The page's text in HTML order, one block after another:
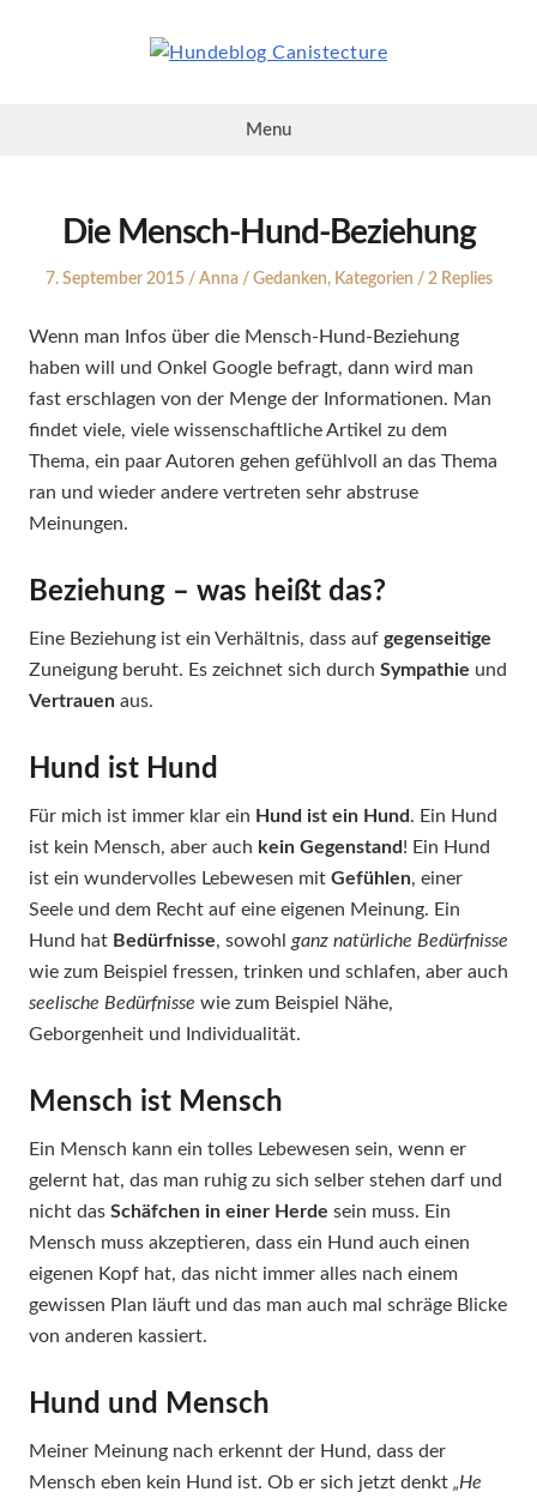
Menu
Die Mensch-Hund-Beziehung
Posted
7. September 2015 Author
Anna
Posted
Gedanken, Kategorien 2 Replies
Wenn man Infos über die Mensch-Hund-Beziehung
haben will und Onkel Google befragt, dann wird man
fast erschlagen von der Menge der Informationen. Man
findet viele, viele wissenschaftliche Artikel zu dem
Thema, ein paar Autoren gehen gefühlvoll an das Thema
ran und wieder andere vertreten sehr abstruse
Meinungen.
Beziehung – was heißt das?
Eine Beziehung ist ein Verhältnis, dass auf gegenseitige
Zuneigung beruht. Es zeichnet sich durch Sympathie und
Vertrauen aus.
Hund ist Hund
Für mich ist immer klar ein Hund ist ein Hund. Ein Hund
ist kein Mensch, aber auch kein Gegenstand! Ein Hund
ist ein wundervolles Lebewesen mit Gefühlen, einer
Seele und dem Recht auf eine eigenen Meinung. Ein
Hund hat Bedürfnisse, sowohl ganz natürliche Bedürfnisse
wie zum Beispiel fressen, trinken und schlafen, aber auch
seelische Bedürfnisse wie zum Beispiel Nähe,
Geborgenheit und Individualität.
Mensch ist Mensch
Ein Mensch kann ein tolles Lebewesen sein, wenn er
gelernt hat, das man ruhig zu sich selber stehen darf und
nicht das Schäfchen in einer Herde sein muss. Ein
Mensch muss akzeptieren, dass ein Hund auch einen
eigenen Kopf hat, das nicht immer alles nach einem
gewissen Plan läuft und das man auch mal schräge Blicke
von anderen kassiert.
Hund und Mensch
Meiner Meinung nach erkennt der Hund, dass der
Mensch eben kein Hund ist. Ob er sich jetzt denkt „He